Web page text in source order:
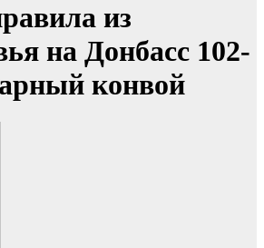
из
на Донбасс 102-
конвой